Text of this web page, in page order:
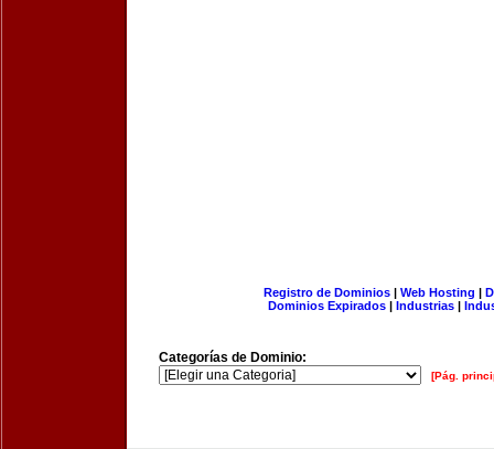
Registro de Dominios| Web Hosting |
Dominios Expirados | Industrias |
Categorías de Dominio:
[Pág.